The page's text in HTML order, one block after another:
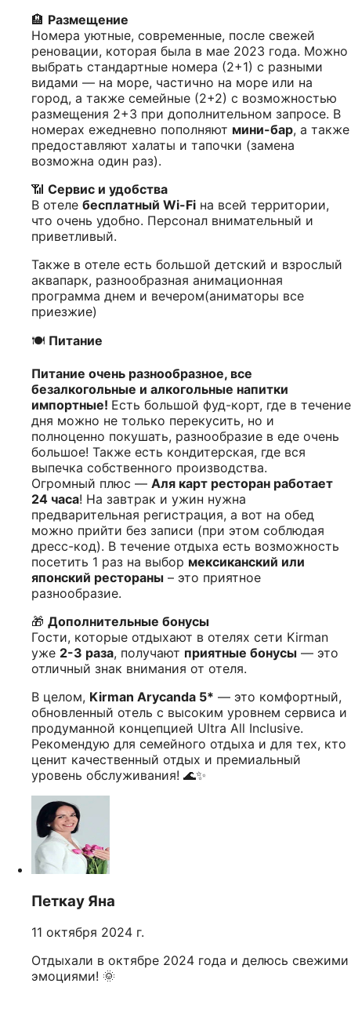
🏨 Размещение
Номера уютные, современные, после свежей
реновации, которая была в мае 2023 года. Можно
выбрать стандартные номера (2+1) с разными
видами — на море, частично на море или на
город, а также семейные (2+2) с возможностью
размещения 2+3 при дополнительном запросе. В
номерах ежедневно пополняют мини-бар, а также
предоставляют халаты и тапочки (замена
возможна один раз).
📶 Сервис и удобства
В отеле бесплатный Wi-Fi на всей территории,
что очень удобно. Персонал внимательный и
приветливый.
Также в отеле есть большой детский и взрослый
аквапарк, разнообразная анимационная
программа днем и вечером(аниматоры все
приезжие)
🍽 Питание
Питание очень разнообразное, все
безалкогольные и алкогольные напитки
импортные! Есть большой фуд-корт, где в течение
дня можно не только перекусить, но и
полноценно покушать, разнообразие в еде очень
большое! Также есть кондитерская, где вся
выпечка собственного производства.
Огромный плюс — Аля карт ресторан работает
24 часа! На завтрак и ужин нужна
предварительная регистрация, а вот на обед
можно прийти без записи (при этом соблюдая
дресс-код). В течение отдыха есть возможность
посетить 1 раз на выбор мексиканский или
японский рестораны – это приятное
разнообразие.
🎁 Дополнительные бонусы
Гости, которые отдыхают в отелях сети Kirman
уже 2-3 раза, получают приятные бонусы — это
отличный знак внимания от отеля.
В целом, Kirman Arycanda 5* — это комфортный,
обновленный отель с высоким уровнем сервиса и
продуманной концепцией Ultra All Inclusive.
Рекомендую для семейного отдыха и для тех, кто
ценит качественный отдых и премиальный
уровень обслуживания! 🌊✨
Петкау Яна
11 октября 2024 г.
Отдыхали в октябре 2024 года и делюсь свежими
эмоциями! 🌞